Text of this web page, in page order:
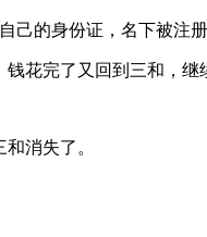
的身份证，名下被注
花完了又回到三和，继
消失了。